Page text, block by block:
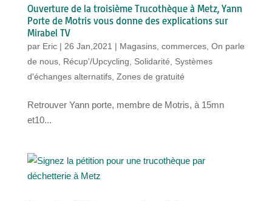
Ouverture de la troisième Trucothèque à Metz, Yann
Porte de Motris vous donne des explications sur
Mirabel TV
par Eric| 26 Jan,2021 | Magasins, commerces, On parle
de nous, Récup'/Upcycling Solidarité
Systèmes
d'échanges alternatifs, Zones de gratuité
Retrouver Yann porte, membre de Motris, à 15mn
et10...